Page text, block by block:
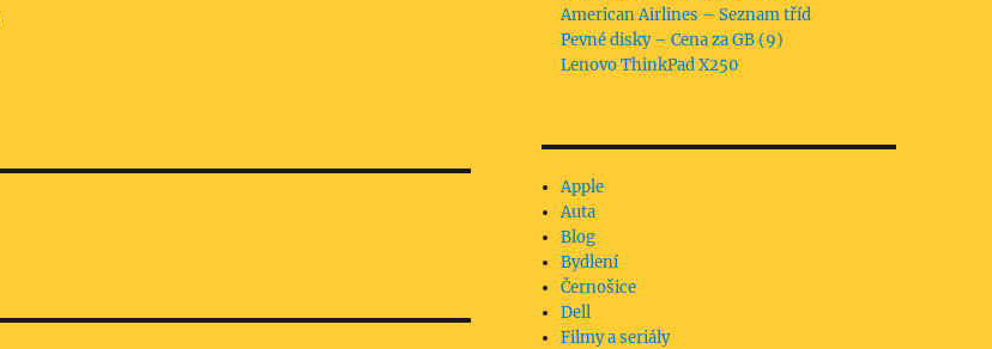
American Airlines – Seznam tříd
Pevné disky – Cena za GB (9)
Lenovo ThinkPad X250
Apple
Auta
Blog
Bydlení
Černošice
Dell
Filmy a seriály